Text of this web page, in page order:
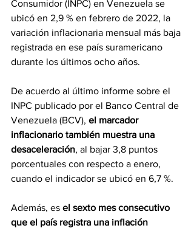
Consumidor (INPC) en Venezuela se
ubicó en 2,9 % en febrero de 2022, la
variación inflacionaria mensual más baja
registrada en ese país suramericano
durante los últimos ocho años.
De acuerdo al último informe sobre el
INPC publicado por el Banco Central de
Venezuela (BCV), el marcador
inflacionario también muestra una
desaceleración, al bajar 3,8 puntos
porcentuales con respecto a enero,
cuando el indicador se ubicó en 6,7 %.
Además, es el sexto mes consecutivo
que el país registra una inflación